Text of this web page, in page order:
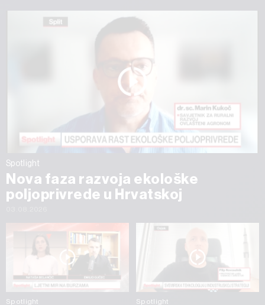
Spotlight
Nova faza razvoja ekološke
poljoprivrede u Hrvatskoj
Spotlight Spotlight